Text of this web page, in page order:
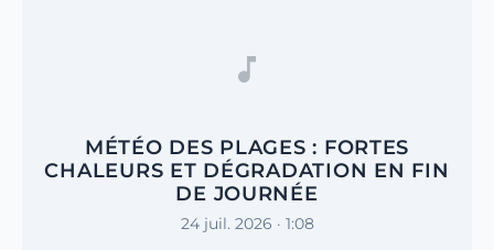
MÉTÉO DES PLAGES : FORTES
CHALEURS ET DÉGRADATION EN FIN
DE JOURNÉE
24 juil. 2026 · 1:08